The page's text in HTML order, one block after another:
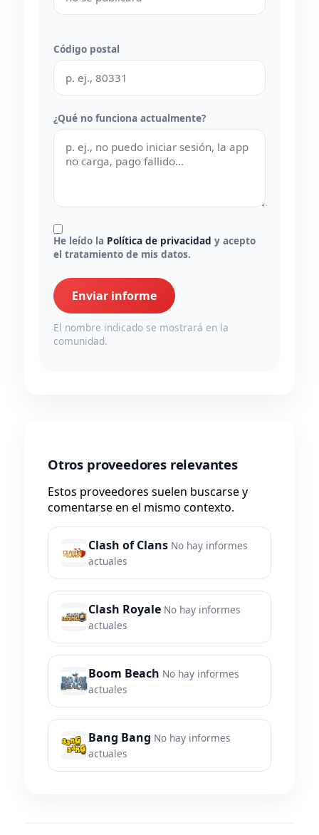
Código postal
¿Qué no funciona actualmente?
He leído la Política de privacidad y acepto
el tratamiento de mis datos.
Enviar informe
El nombre indicado se mostrará en la
comunidad.
Otros proveedores relevantes
Estos proveedores suelen buscarse y
comentarse en el mismo contexto.
Clash of Clans No hay informes
actuales
Clash Royale No hay informes
actuales
Boom Beach No hay informes
actuales
Bang Bang No hay informes
actuales